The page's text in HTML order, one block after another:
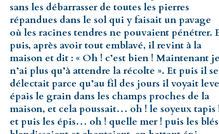
sans les débarrasser de toutes les pierres
répandues dans le sol qui y faisait un pavage
où les racines tendres ne pouvaient pénétrer.
puis, après avoir tout emblavé, il revint à la
maison et dit : « Oh ! c’est bien ! Maintenant
n’ai plus qu’à attendre la récolte ». Et puis il se
délectait parce qu’au fil des jours il voyait
épais le grain dans les champs proches de la
maison, et cela poussait… oh ! le soyeux tapis
et puis les épis… oh ! quelle mer ! puis les blés